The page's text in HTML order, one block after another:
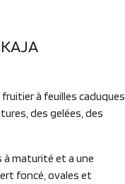
à feuilles caduques
des gelées, des
à maturité et a une
foncé, ovales et